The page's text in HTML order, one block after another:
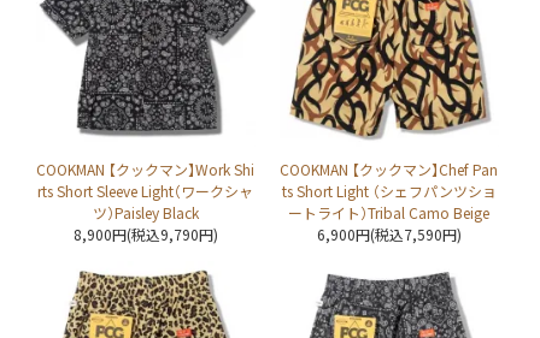
COOKMAN 【クックマン】Work Shi
rts Short Sleeve Light（ワークシャ
ツ）Paisley Black
8,900円(税込9,790円)
COOKMAN 【クックマン】Chef Pan
ts Short Light （シェフパンツショ
ートライト）Tribal Camo Beige
6,900円(税込7,590円)